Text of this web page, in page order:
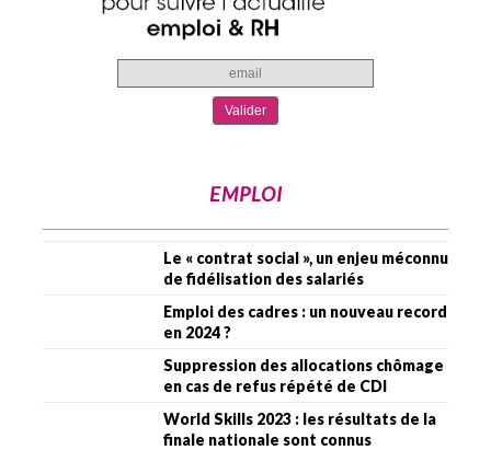
EMPLOI
Le « contrat social », un enjeu méconnu
de fidélisation des salariés
Emploi des cadres : un nouveau record
en 2024 ?
Suppression des allocations chômage
en cas de refus répété de CDI
World Skills 2023 : les résultats de la
finale nationale sont connus